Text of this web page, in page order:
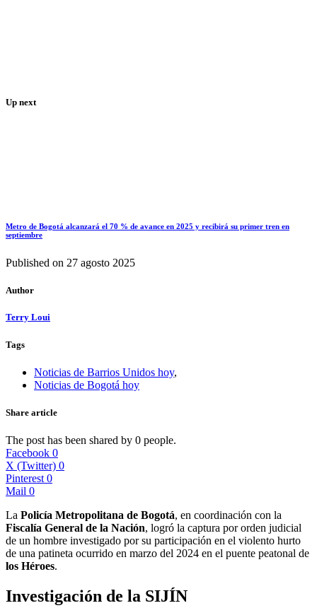
Up next
Metro de Bogotá alcanzará el 70 % de avance en 2025 y recibirá su primer tren en
septiembre
Published on 27 agosto 2025
Author
Terry Loui
Tags
Noticias de Barrios Unidos hoy,
Noticias de Bogotá hoy
Share article
The post has been shared by 0 people.
Facebook 0
X (Twitter) 0
Pinterest 0
Mail 0
La Policía Metropolitana de Bogotá, en coordinación con la
Fiscalía General de la Nación, logró la captura por orden judicial
de un hombre investigado por su participación en el violento hurto
de una patineta ocurrido en marzo del 2024 en el puente peatonal de
los Héroes.
Investigación de la SIJÍN